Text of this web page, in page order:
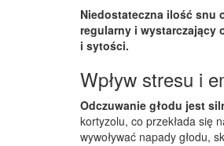
Niedostateczna ilość snu
regularny i wystarczający
i sytości.
Wpływ stresu i
Odczuwanie głodu jest
kortyzolu, co przekłada się
wywoływać napady głodu,